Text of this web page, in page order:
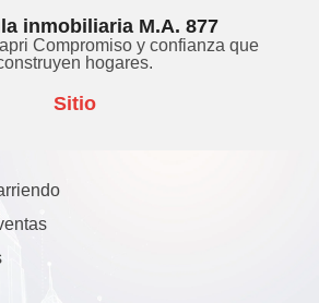
inmobiliaria M.A. 877
Compromiso y confianza que
hogares.
Sitio